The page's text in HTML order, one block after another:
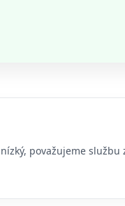
považujeme službu